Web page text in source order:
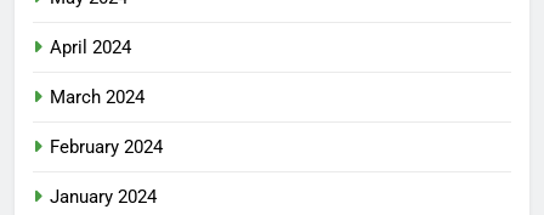
April 2024
March 2024
February 2024
January 2024